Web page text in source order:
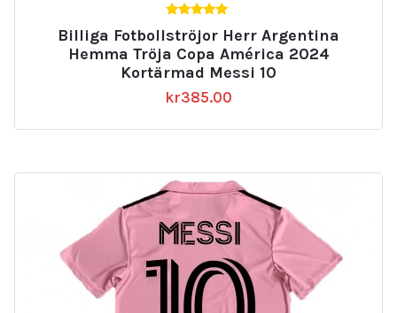
av 5
Billiga Fotbollströjor Herr Argentina
Hemma Tröja Copa América 2024
Kortärmad Messi 10
kr385.00